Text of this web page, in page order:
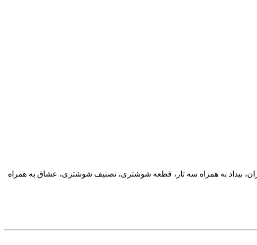
بیداد به همراه سه تار، قطعه شوشتری، تصنیف شوشتری، عشاق به همراه